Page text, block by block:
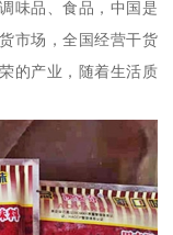
味品、食品，中国是
市场，全国经营干货
的产业，随着生活质